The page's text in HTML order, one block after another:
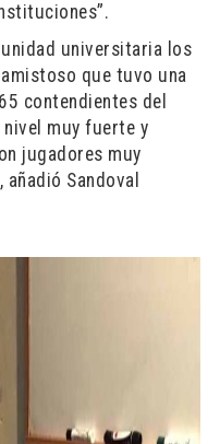
universitaria los
que tuvo una
contendientes del
nivel muy fuerte y
jugadores muy
Sandoval